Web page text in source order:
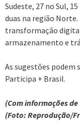
Sudeste, 27 no Sul,
duas na região Norte.
transformação
armazenamento e
As sugestões
Participa + Brasil.
(Com informações
(Foto: Reprodução/